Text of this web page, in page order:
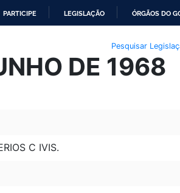
PARTICIPE LEGISLAÇÃO ÓRGÃOS DO
Pesquisar
DE 1968
C IVIS.